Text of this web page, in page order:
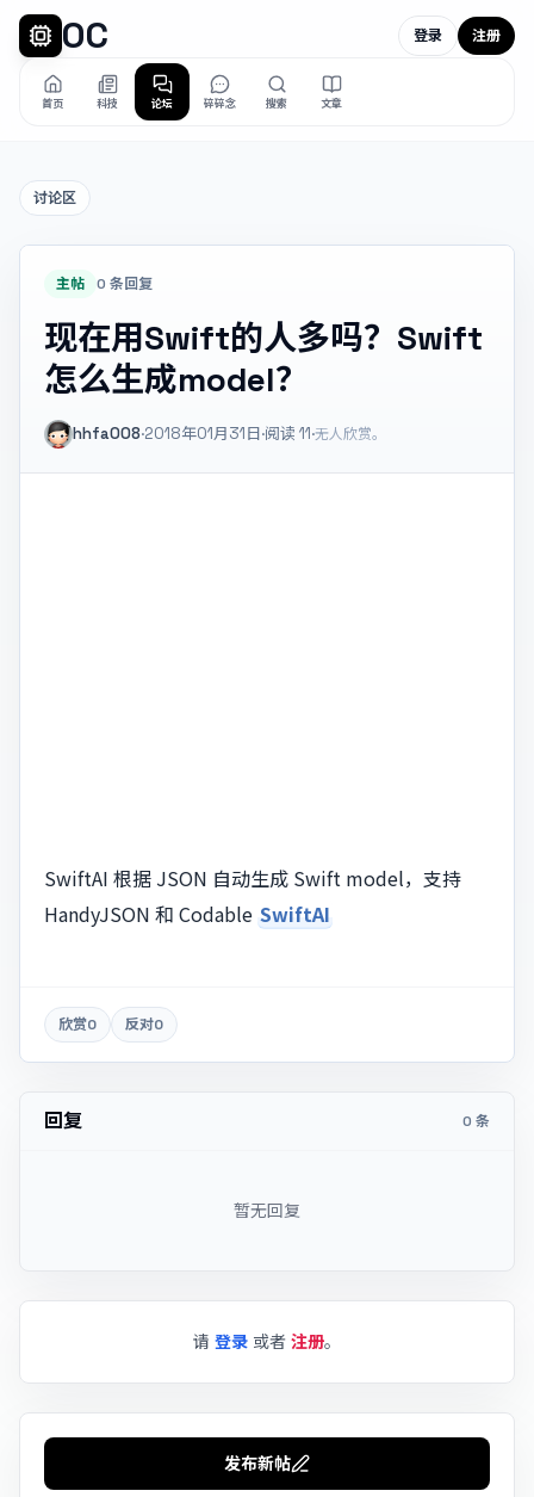
OC
首页 科技 论坛 碎碎念 搜索 文章
登录 注册
讨论区
主帖 0 条回复
现在用Swift的人多吗？Swift
怎么生成model？
hhfa008·2018年01月31日·阅读 11·无人欣赏。
SwiftAI 根据 JSON 自动生成 Swift model，支持
HandyJSON 和 Codable SwiftAI
欣赏0 反对0
回复 0 条
暂无回复
请 登录 或者 注册。
发布新帖